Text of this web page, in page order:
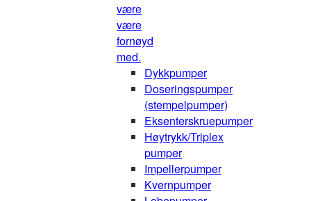
være
være
fornøyd
med.
Dykkpumper
Doseringspumper
(stempelpumper)
Eksenterskruepumper
Høytrykk/Triplex
pumper
Impellerpumper
Kvernpumper